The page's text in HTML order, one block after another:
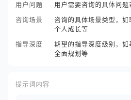
用户问题
用户需要咨询的具体问题
咨询场景
咨询的具体场景类型，如
个人成长等
指导深度
期望的指导深度级别，如
全面规划等
提示词内容